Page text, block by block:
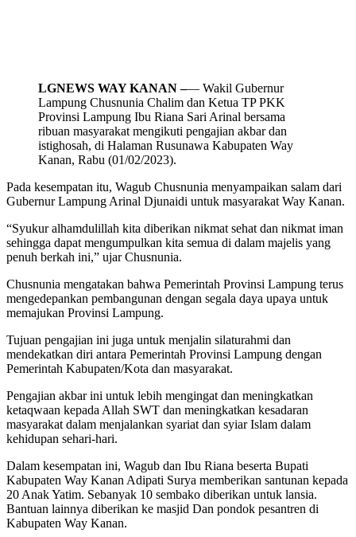
LGNEWS WAY KANAN –— Wakil Gubernur
Lampung Chusnunia Chalim dan Ketua TP PKK
Provinsi Lampung Ibu Riana Sari Arinal bersama
ribuan masyarakat mengikuti pengajian akbar dan
istighosah, di Halaman Rusunawa Kabupaten Way
Kanan, Rabu (01/02/2023).
Pada kesempatan itu, Wagub Chusnunia menyampaikan salam dari
Gubernur Lampung Arinal Djunaidi untuk masyarakat Way Kanan.
“Syukur alhamdulillah kita diberikan nikmat sehat dan nikmat iman
sehingga dapat mengumpulkan kita semua di dalam majelis yang
penuh berkah ini,” ujar Chusnunia.
Chusnunia mengatakan bahwa Pemerintah Provinsi Lampung terus
mengedepankan pembangunan dengan segala daya upaya untuk
memajukan Provinsi Lampung.
Tujuan pengajian ini juga untuk menjalin silaturahmi dan
mendekatkan diri antara Pemerintah Provinsi Lampung dengan
Pemerintah Kabupaten/Kota dan masyarakat.
Pengajian akbar ini untuk lebih mengingat dan meningkatkan
ketaqwaan kepada Allah SWT dan meningkatkan kesadaran
masyarakat dalam menjalankan syariat dan syiar Islam dalam
kehidupan sehari-hari.
Dalam kesempatan ini, Wagub dan Ibu Riana beserta Bupati
Kabupaten Way Kanan Adipati Surya memberikan santunan kepada
20 Anak Yatim. Sebanyak 10 sembako diberikan untuk lansia.
Bantuan lainnya diberikan ke masjid Dan pondok pesantren di
Kabupaten Way Kanan.